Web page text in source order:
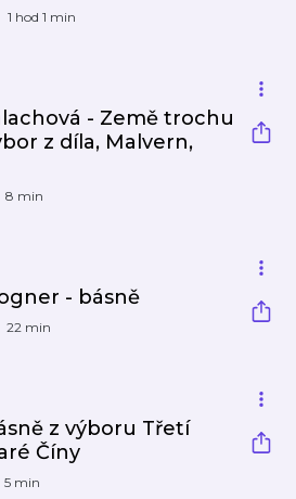
1 hod 1 min
- Země trochu
z díla, Malvern,
8 min
- básně
22 min
z výboru Třetí
Číny
5 min